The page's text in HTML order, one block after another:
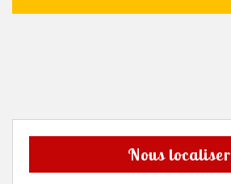
Nous localiser